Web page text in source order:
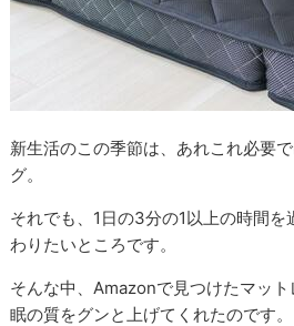
新生活のこの季節は、あれこれ必要
グ。
それでも、1日の3分の1以上の時間
わりたいところです。
そんな中、Amazonで見つけたマッ
眠の質をグンと上げてくれたのです。